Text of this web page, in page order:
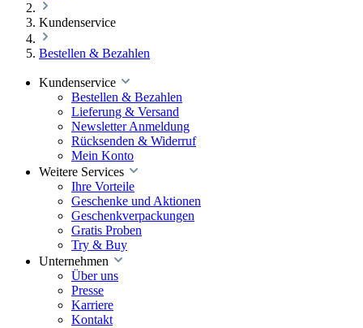
Kundenservice
Bestellen & Bezahlen
Kundenservice
Bestellen & Bezahlen
Lieferung & Versand
Newsletter Anmeldung
Rücksenden & Widerruf
Mein Konto
Weitere Services
Ihre Vorteile
Geschenke und Aktionen
Geschenkverpackungen
Gratis Proben
Try & Buy
Unternehmen
Über uns
Presse
Karriere
Kontakt